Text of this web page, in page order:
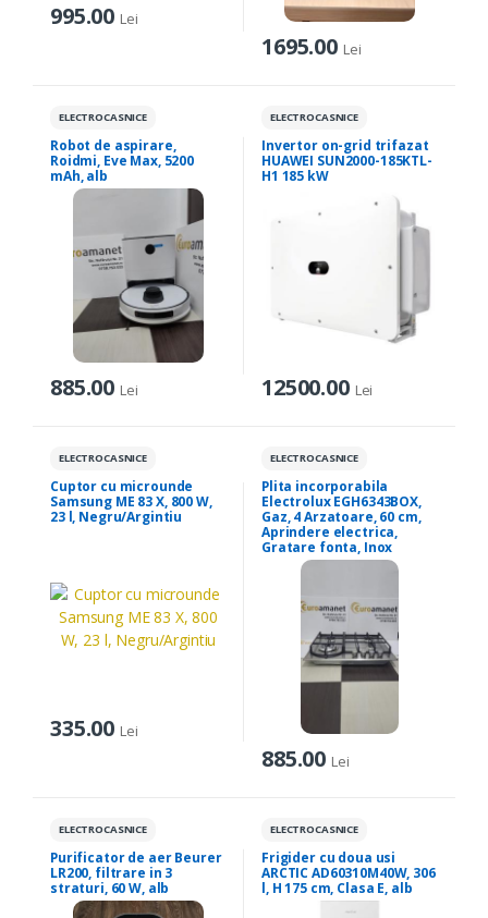
995.00 Lei
1695.00 Lei
ELECTROCASNICE
Robot de aspirare,
Roidmi, Eve Max, 5200
mAh, alb
885.00 Lei
ELECTROCASNICE
Invertor on-grid trifazat
HUAWEI SUN2000-185KTL-
H1 185 kW
12500.00 Lei
ELECTROCASNICE
Cuptor cu microunde
Samsung ME 83 X, 800 W,
23 l, Negru/Argintiu
335.00 Lei
ELECTROCASNICE
Plita incorporabila
Electrolux EGH6343BOX,
Gaz, 4 Arzatoare, 60 cm,
Aprindere electrica,
Gratare fonta, Inox
885.00 Lei
ELECTROCASNICE
Purificator de aer Beurer
LR200, filtrare in 3
straturi, 60 W, alb
ELECTROCASNICE
Frigider cu doua usi
ARCTIC AD60310M40W, 306
l, H 175 cm, Clasa E, alb